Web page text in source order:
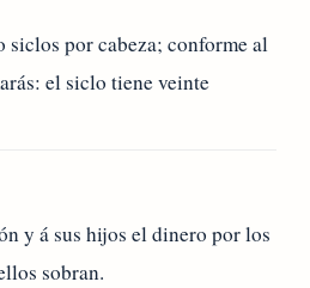
siclos por cabeza; conforme al
el siclo tiene veinte
y á sus hijos el dinero por los
sobran.